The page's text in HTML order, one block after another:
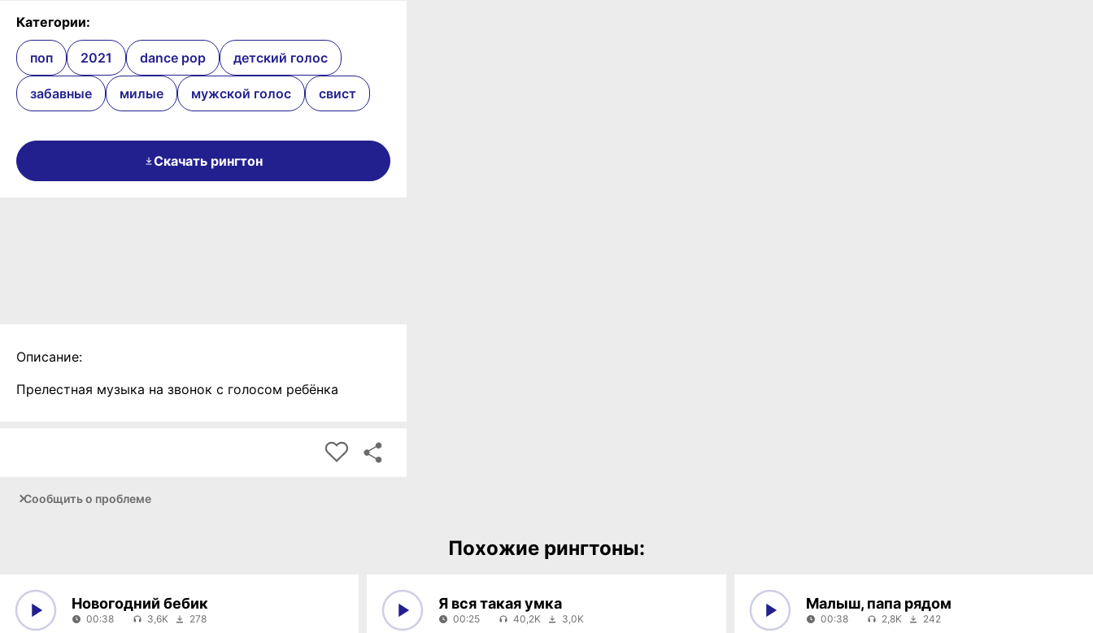
Категории:
поп 2021 dance pop детский голос
забавные милые мужской голос свист
Скачать рингтон
Описание:
Прелестная музыка на звонок с голосом ребёнка
Сообщить о проблеме
Похожие рингтоны:
Новогодний бебик
00:38 3,6K 278
Я вся такая умка
00:25 40,2K 3,0K
Малыш, папа рядом
00:38 2,8K 242